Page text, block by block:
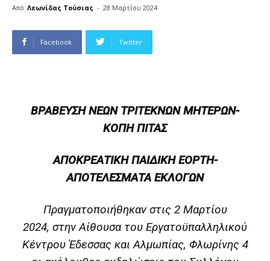
Από Λεωνίδας Τούσιας - 28 Μαρτίου 2024
Facebook Twitter
ΒΡΑΒΕΥΣΗ ΝΕΩΝ ΤΡΙΤΕΚΝΩΝ ΜΗΤΕΡΩΝ-
ΚΟΠΗ ΠΙΤΑΣ
ΑΠΟΚΡΕΑΤΙΚΗ ΠΑΙΔΙΚΗ ΕΟΡΤΗ-
ΑΠΟΤΕΛΕΣΜΑΤΑ ΕΚΛΟΓΩΝ
Πραγματοποιήθηκαν στις 2 Μαρτίου
2024, στην Αίθουσα του Εργατοϋπαλληλικού
Κέντρου Έδεσσας και Αλμωπίας, Φλωρίνης 4